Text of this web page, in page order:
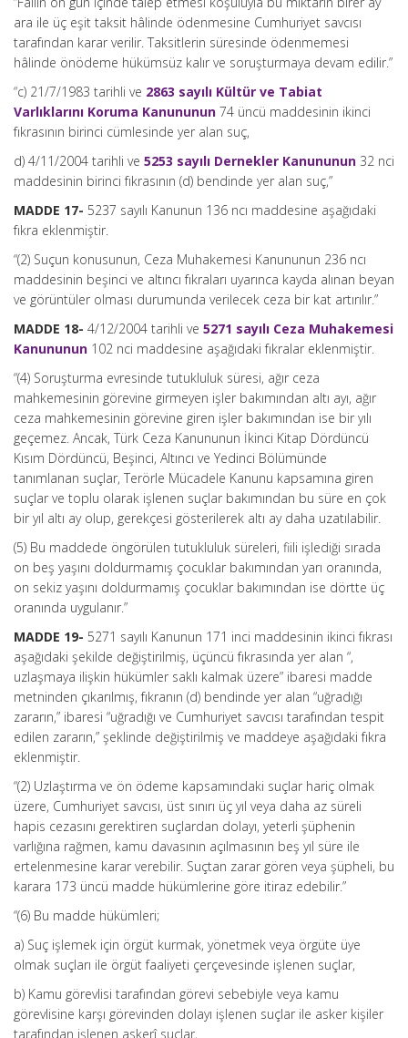
ara ile üç eşit taksit hâlinde ödenmesine Cumhuriyet savcısı
tarafından karar verilir. Taksitlerin süresinde ödenmemesi
hâlinde önödeme hükümsüz kalır ve soruşturmaya devam edilir.”
“c) 21/7/1983 tarihli ve 2863 sayılı Kültür ve Tabiat
Varlıklarını Koruma Kanununun 74 üncü maddesinin ikinci
fıkrasının birinci cümlesinde yer alan suç,
d) 4/11/2004 tarihli ve 5253 sayılı Dernekler Kanununun 32 nci
maddesinin birinci fıkrasının (d) bendinde yer alan suç,”
MADDE 17- 5237 sayılı Kanunun 136 ncı maddesine aşağıdaki
fıkra eklenmiştir.
“(2) Suçun konusunun, Ceza Muhakemesi Kanununun 236 ncı
maddesinin beşinci ve altıncı fıkraları uyarınca kayda alınan beyan
ve görüntüler olması durumunda verilecek ceza bir kat artırılır.”
MADDE 18- 4/12/2004 tarihli ve 5271 sayılı Ceza Muhakemesi
Kanununun 102 nci maddesine aşağıdaki fıkralar eklenmiştir.
“(4) Soruşturma evresinde tutukluluk süresi, ağır ceza
mahkemesinin görevine girmeyen işler bakımından altı ayı, ağır
ceza mahkemesinin görevine giren işler bakımından ise bir yılı
geçemez. Ancak, Türk Ceza Kanununun İkinci Kitap Dördüncü
Kısım Dördüncü, Beşinci, Altıncı ve Yedinci Bölümünde
tanımlanan suçlar, Terörle Mücadele Kanunu kapsamına giren
suçlar ve toplu olarak işlenen suçlar bakımından bu süre en çok
bir yıl altı ay olup, gerekçesi gösterilerek altı ay daha uzatılabilir.
(5) Bu maddede öngörülen tutukluluk süreleri, fiili işlediği sırada
on beş yaşını doldurmamış çocuklar bakımından yarı oranında,
on sekiz yaşını doldurmamış çocuklar bakımından ise dörtte üç
oranında uygulanır.”
MADDE 19- 5271 sayılı Kanunun 171 inci maddesinin ikinci fıkrası
aşağıdaki şekilde değiştirilmiş, üçüncü fıkrasında yer alan “,
uzlaşmaya ilişkin hükümler saklı kalmak üzere” ibaresi madde
metninden çıkarılmış, fıkranın (d) bendinde yer alan “uğradığı
zararın,” ibaresi “uğradığı ve Cumhuriyet savcısı tarafından tespit
edilen zararın,” şeklinde değiştirilmiş ve maddeye aşağıdaki fıkra
eklenmiştir.
“(2) Uzlaştırma ve ön ödeme kapsamındaki suçlar hariç olmak
üzere, Cumhuriyet savcısı, üst sınırı üç yıl veya daha az süreli
hapis cezasını gerektiren suçlardan dolayı, yeterli şüphenin
varlığına rağmen, kamu davasının açılmasının beş yıl süre ile
ertelenmesine karar verebilir. Suçtan zarar gören veya şüpheli, bu
karara 173 üncü madde hükümlerine göre itiraz edebilir.”
“(6) Bu madde hükümleri;
a) Suç işlemek için örgüt kurmak, yönetmek veya örgüte üye
olmak suçları ile örgüt faaliyeti çerçevesinde işlenen suçlar,
b) Kamu görevlisi tarafından görevi sebebiyle veya kamu
görevlisine karşı görevinden dolayı işlenen suçlar ile asker kişiler
tarafından işlenen askerî suçlar,